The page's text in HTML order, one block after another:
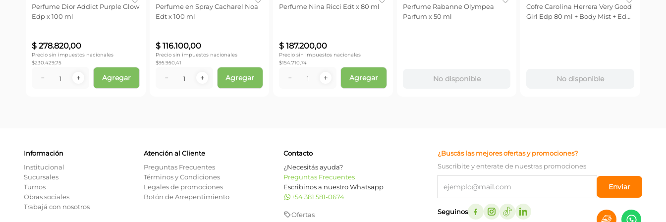
Perfume Carolina Herrera Good
Girl Edp x 30 ml
No disponible
Perfume Givenchy Ange Ou
Démon Le Secret Edp x 100 ml
No disponible No disponible No disponible No disponible
Información
Institucional
Sucursales
Turnos
Obras sociales
Trabajá con nosotros
Atención al Cliente
Preguntas Frecuentes
Términos y Condiciones
Legales de promociones
Botón de Arrepentimiento
Contacto
¿Necesitás ayuda?
Preguntas Frecuentes
Escribinos a nuestro Whatsapp
+54 381 581-0674
Ofertas
¿Buscás las mejores ofertas y promociones?
Suscribite y enterate de nuestras promociones
Enviar
Seguinos